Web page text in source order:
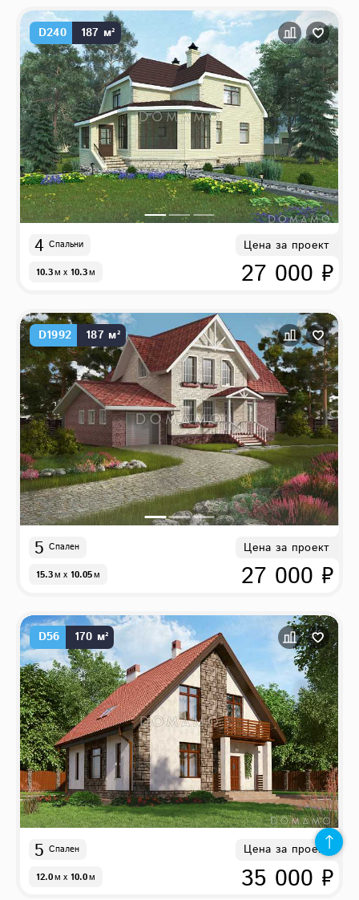
D240 187 м²
4 Спальни
10.3м x 10.3м
Цена за проект
27 000 ₽
D1992 187 м²
5 Спален
15.3м x 10.05м
Цена за проект
27 000 ₽
D56 170 м²
5 Спален
12.0м x 10.0м
Цена за проект
35 000 ₽